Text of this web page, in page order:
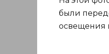
были
освещения